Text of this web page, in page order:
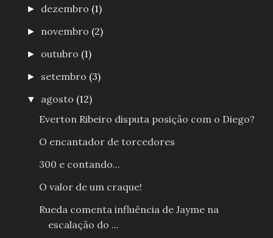
► dezembro (1)
► novembro (2)
► outubro (1)
► setembro (3)
▼ agosto (12)
Everton Ribeiro disputa posição com o Diego?
O encantador de torcedores
300 e contando...
O valor de um craque!
Rueda comenta influência de Jayme na
escalação do ...